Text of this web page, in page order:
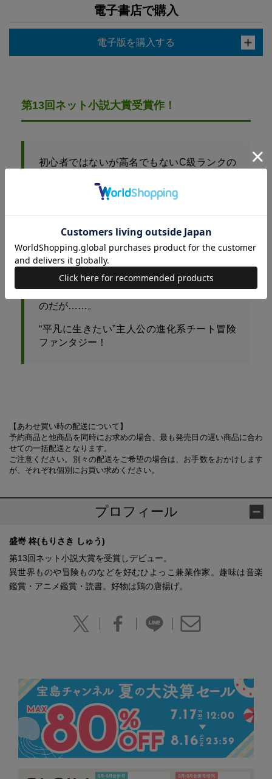
電子書店で購入
電子版を購入する
第13回ネット小説大賞受賞作！
初心者ではないが高名でもないC級ランクの
B級に昇格できる能力がありつつも昇格を拒
む変わり者のシドは、固定のギルドに属する
ことなくソロで冒険者業を続けていた。
そんなある日、シドは訪れたとあるダンジョ
ンで、思いがけないきっかけで自分が「超稀
少スキル所有者」であったと知る。
面倒事に関わりたくないシドは、できる限り
そのスキルを隠して生きていくつもりだった
のだが……。
“平凡に生きたい”主人公の進化系チート冒険
ファンタジー！
【あわせ買い時の配送について】
予約商品と他商品を同時にお求めの場合、最も発売日の遅い商品に合わ
せての一括配送となります。
ご注意ください。別々の配送をご希望の場合は、お手数をおかけします
が、それぞれ個別にお買い求めください。
プロフィール
盛嵜 柊(もりさき しゅう)
第13回ネット小説大賞を受賞しデビュー。
異世界ものや冒険ものなどを好むひよっこ兼業作家。趣味は音楽
鑑賞・アニメ鑑賞・読書。好物は鶏の唐揚げ。